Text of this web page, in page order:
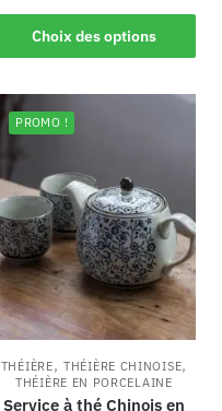
Choix des options
PROMO !
THÉIÈRE,THÉIÈRE CHINOISE,
THÉIÈRE EN PORCELAINE
Service à thé Chinois en